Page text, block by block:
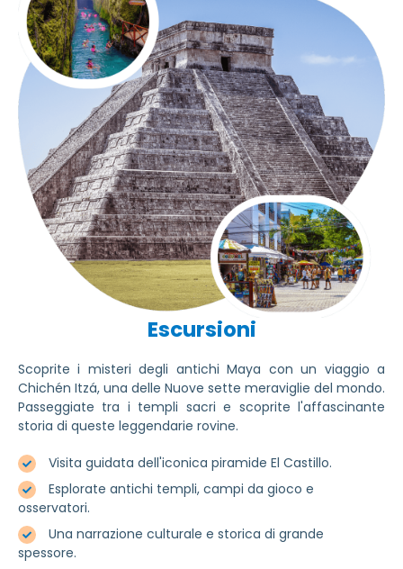
Escursioni
Scoprite i misteri degli antichi Maya con un viaggio a
Chichén Itzá, una delle Nuove sette meraviglie del mondo.
Passeggiate tra i templi sacri e scoprite l'affascinante
storia di queste leggendarie rovine.
Visita guidata dell'iconica piramide El Castillo.
Esplorate antichi templi, campi da gioco e
osservatori.
Una narrazione culturale e storica di grande
spessore.